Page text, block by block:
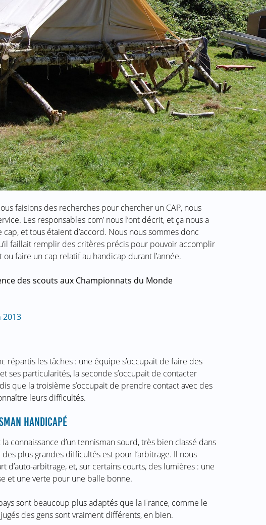
faisions des recherches pour chercher un CAP, nous
Les responsables com’ nous l’ont décrit, et ça nous a
et tous étaient d’accord. Nous nous sommes donc
faillait remplir des critères précis pour pouvoir accomplir
ou faire un cap relatif au handicap durant l’année.
des scouts aux Championnats du Monde
2013
répartis les tâches : une équipe s’occupait de faire des
ses particularités, la seconde s’occupait de contacter
que la troisième s’occupait de prendre contact avec des
leurs difficultés.
HANDICAPÉ
la connaissance d’un tennisman sourd, très bien classé dans
plus grandes difficultés est pour l’arbitrage. Il nous
d’auto-arbitrage, et, sur certains courts, des lumières : une
et une verte pour une balle bonne.
sont beaucoup plus adaptés que la France, comme le
des gens sont vraiment différents, en bien.